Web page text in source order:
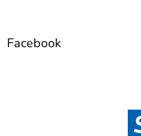
Facebook